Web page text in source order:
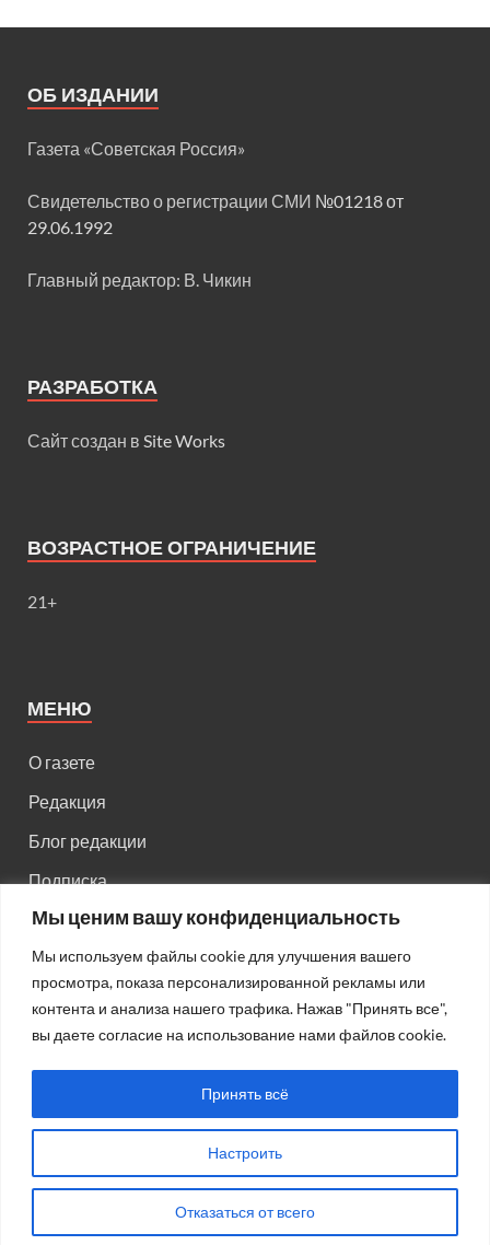
Мы ценим вашу конфиденциальность
Мы используем файлы cookie для улучшения вашего
просмотра, показа персонализированной рекламы или
контента и анализа нашего трафика. Нажав "Принять все",
вы даете согласие на использование нами файлов cookie.
Настроить
Отказаться от всего
Принять всё
ОБ ИЗДАНИИ
Газета «Советская Россия»
Свидетельство о регистрации СМИ №01218 от
29.06.1992
Главный редактор: В. Чикин
РАЗРАБОТКА
Сайт создан в Site Works
ВОЗРАСТНОЕ ОГРАНИЧЕНИЕ
21+
МЕНЮ
О газете
Редакция
Блог редакции
Подписка
Правила поведения на сайте
Реклама
Старый HTML сайт
Авторсие права: © 2026Газета "Советская Россия".